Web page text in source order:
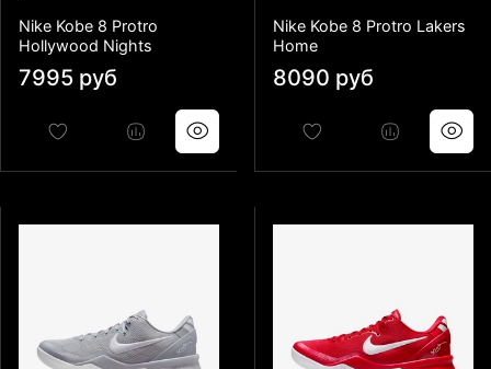
Nike Kobe 8 Protro
Hollywood Nights
7995 руб
Nike Kobe 8 Protro Lakers
Home
8090 руб